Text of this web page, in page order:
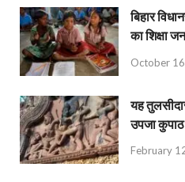
बिहार
का शिक्षा
October
यह
उपजा
February